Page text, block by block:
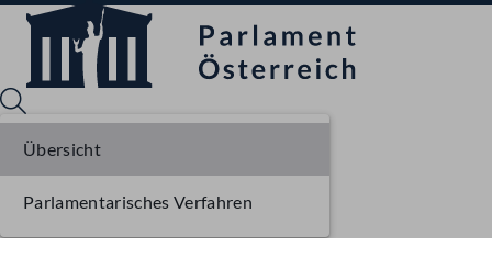
Übersicht
Parlamentarisches Verfahren